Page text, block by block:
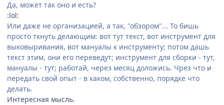
Да, может так оно и есть?
:lol:
Или даже не организацией, а так, "обзором"... То бишь
просто ткнуть делающим: вот тут текст, вот инструмент для
выковыривания, вот мануалы к инструменту; потом дашь
текст этим, они его переведут; инструмент для сборки - тут,
мануалы - тут; работай, через месяц доложись. Чрез что и
передать свой опыт - в каком, собственно, порядке что
делать.
Интересная мысль.